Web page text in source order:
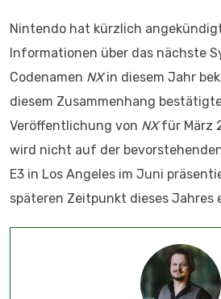
Nintendo hat kürzlich
Informationen über das nächste
Codenamen NXin diesem Jahr
diesem Zusammenhang
Veröffentlichung von NXfür März
wird nicht auf der
E3 in Los Angeles im Juni
späteren Zeitpunkt dieses Jahres